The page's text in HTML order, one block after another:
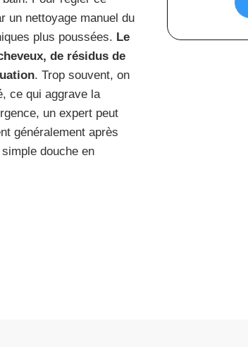
un nettoyage manuel du
plus poussées. Le
de résidus de
. Trop souvent, on
ce qui aggrave la
un expert peut
généralement après
douche en